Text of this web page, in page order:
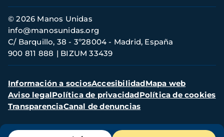
Menú
Información
de
contacto
© 2026 Manos Unidas
C/ Barquillo, 38 - 3º28004 - Madrid, España
900 811 888
BIZUM 33439
info@manosunidas.org
Menú
secundario
Información a sociosAccesibilidadMapa web
Aviso legalPolítica de privacidadPolítica de cookies
TransparenciaCanal de denuncias